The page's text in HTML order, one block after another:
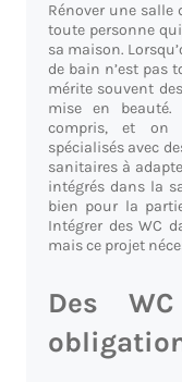
Rénover une
toute personne
sa maison.
de bain n’est pas
mérite souvent
mise en beauté.
compris, et on
spécialisés avec
sanitaires à
intégrés dans la
bien pour la
Intégrer des WC
mais ce projet
Des